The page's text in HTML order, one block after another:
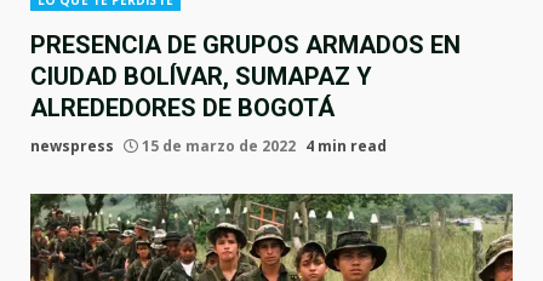
PRESENCIA DE GRUPOS ARMADOS EN
CIUDAD BOLÍVAR, SUMAPAZ Y
ALREDEDORES DE BOGOTÁ
newspress 15 de marzo de 2022 4 min read